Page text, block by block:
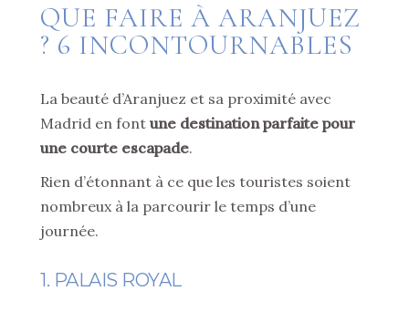
QUE FAIRE À ARANJUEZ
? 6 INCONTOURNABLES
La beauté d’Aranjuez et sa proximité avec
Madrid en font une destination parfaite pour
une courte escapade.
Rien d’étonnant à ce que les touristes soient
nombreux à la parcourir le temps d’une
journée.
1. PALAIS ROYAL